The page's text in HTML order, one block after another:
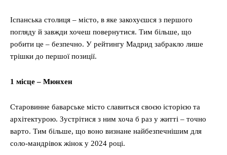
Іспанська столиця – місто, в яке закохуєшся з першого
погляду й завжди хочеш повернутися. Тим більше, що
робити це – безпечно. У рейтингу Мадрид забракло лише
трішки до першої позиції.
1 місце – Мюнхен
Старовинне баварське місто славиться своєю історією та
архітектурою. Зустрітися з ним хоча б раз у житті – точно
варто. Тим більше, що воно визнане найбезпечнішим для
соло-мандрівок жінок у 2024 році.